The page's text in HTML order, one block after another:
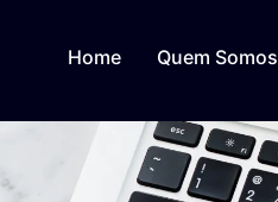
Home Quem Somos